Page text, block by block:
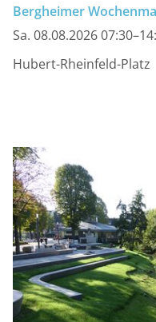
Bergheimer
Sa. 08.08.2026
Hubert-Rheinfeld-Platz